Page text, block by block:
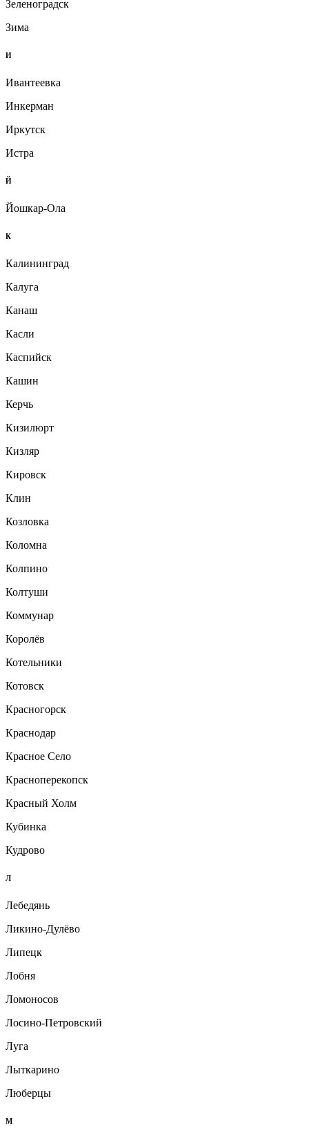
Зеленоградск
Зима
И
Ивантеевка
Инкерман
Иркутск
Истра
Й
Йошкар-Ола
К
Калининград
Калуга
Канаш
Касли
Каспийск
Кашин
Керчь
Кизилюрт
Кизляр
Кировск
Клин
Козловка
Коломна
Колпино
Колтуши
Коммунар
Королёв
Котельники
Котовск
Красногорск
Краснодар
Красное Село
Красноперекопск
Красный Холм
Кубинка
Кудрово
Л
Лебедянь
Ликино-Дулёво
Липецк
Лобня
Ломоносов
Лосино-Петровский
Луга
Лыткарино
Люберцы
М